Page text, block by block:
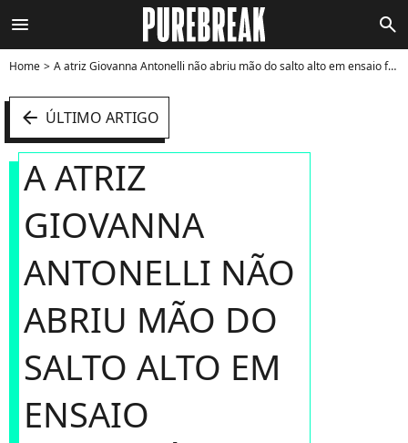
menu search
Home A atriz Giovanna Antonelli não abriu mão do salto alto em ensaio fotográfico sensual - Foto
arrow_left ÚLTIMO ARTIGO
A ATRIZ
GIOVANNA
ANTONELLI NÃO
ABRIU MÃO DO
SALTO ALTO EM
ENSAIO